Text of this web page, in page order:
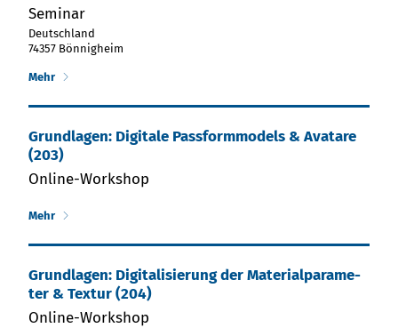
Seminar
Deutschland
74357 Bönnigheim
Mehr
Grund­la­gen: Di­gi­ta­le Passform­mo­dels & Ava­tare
(203)
Online-Workshop
Mehr
Grund­la­gen: Di­gi­ta­li­sie­rung der Ma­te­rial­pa­ra­me­
ter & Tex­tur (204)
Online-Workshop